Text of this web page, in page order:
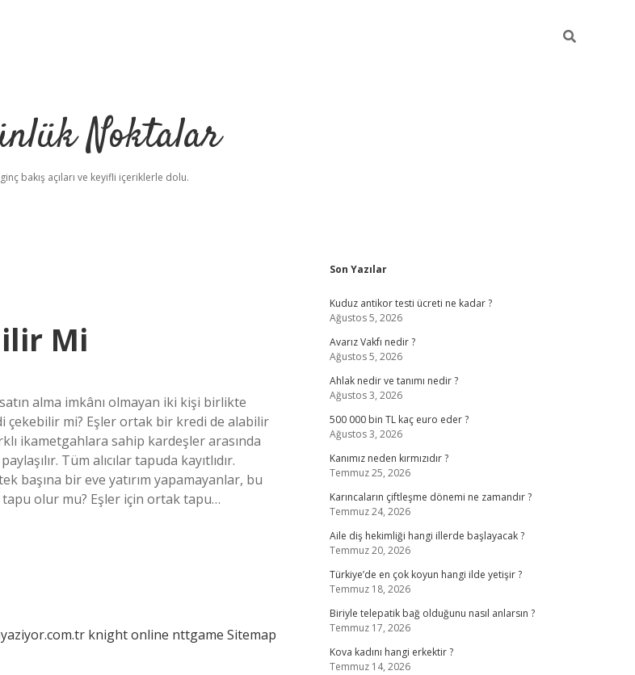
Noktalar
bakış açıları ve keyifli içeriklerle dolu.
Mi
alma imkânı olmayan iki kişi birlikte
çekebilir mi? Eşler ortak bir kredi de alabilir
ikametgahlara sahip kardeşler arasında
Tüm alıcılar tapuda kayıtlıdır.
başına bir eve yatırım yapamayanlar, bu
olur mu? Eşler için ortak tapu…
knight online nttgame Sitemap
Sidebar
Son Yazılar
Kuduz antikor testi ücreti ne kadar ?
Ağustos 5, 2026
Avarız Vakfı nedir ?
Ağustos 5, 2026
Ahlak nedir ve tanımı nedir ?
Ağustos 3, 2026
500 000 bin TL kaç euro eder ?
Ağustos 3, 2026
Kanımız neden kırmızıdır ?
Temmuz 25, 2026
Karıncaların çiftleşme dönemi ne zamandır ?
Temmuz 24, 2026
Aile diş hekimliği hangi illerde başlayacak ?
Temmuz 20, 2026
Türkiye’de en çok koyun hangi ilde yetişir ?
Temmuz 18, 2026
Biriyle telepatik bağ olduğunu nasıl anlarsın ?
Temmuz 17, 2026
Kova kadını hangi erkektir ?
Temmuz 14, 2026